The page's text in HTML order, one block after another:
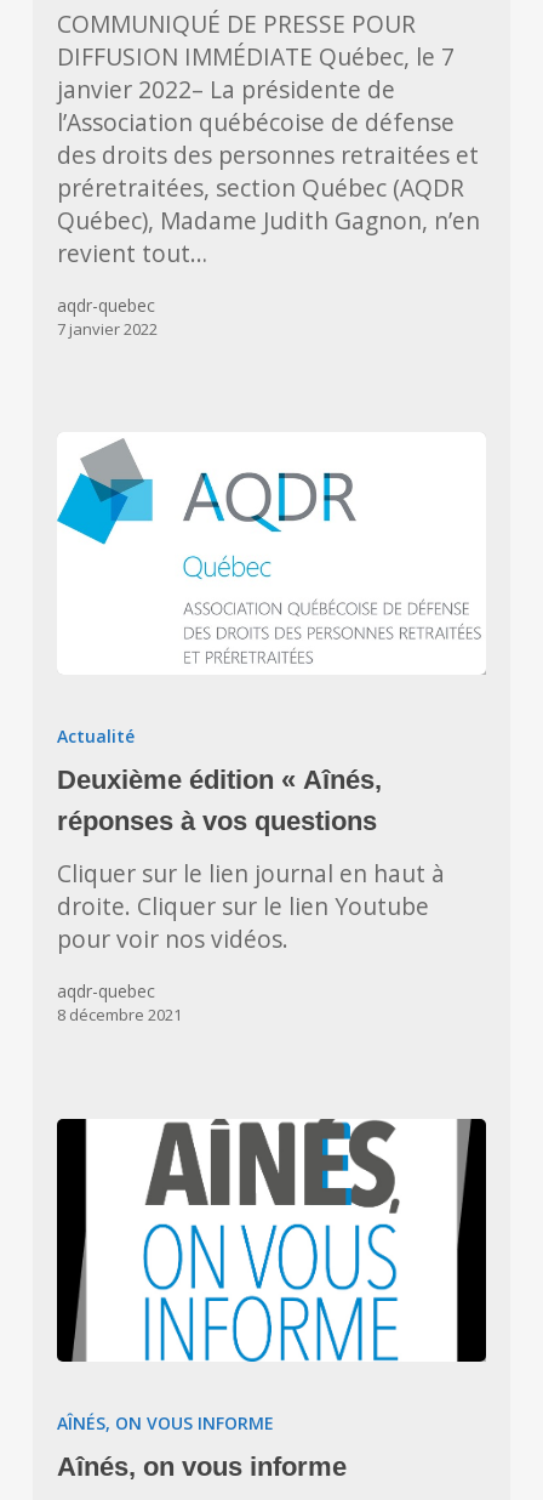
AÎNÉS
:
ENCORE
UNE
FOIS,
LES
GRANDS
OUBLIÉS
COMMUNIQUÉ DE PRESSE POUR
DIFFUSION IMMÉDIATE Québec, le 7
janvier 2022– La présidente de
l’Association québécoise de défense
des droits des personnes retraitées et
préretraitées, section Québec (AQDR
Québec), Madame Judith Gagnon, n’en
revient tout…
aqdr-quebec
7 janvier 2022
édition
réponses
à
questions
Actualité
Deuxième édition « Aînés,
réponses à vos questions
Cliquer sur le lien journal en haut à
droite. Cliquer sur le lien Youtube
pour voir nos vidéos.
aqdr-quebec
8 décembre 2021
on
vous
informe
AÎNÉS, ON VOUS INFORME
Aînés, on vous informe